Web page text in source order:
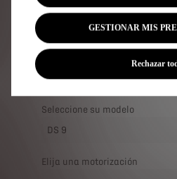
Seleccione su modelo
Elija una motorización
GESTIONAR MIS
Rechazar